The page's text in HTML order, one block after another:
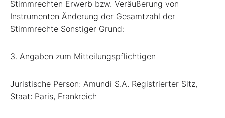
Stimmrechten Erwerb bzw. Veräußerung von
Instrumenten Änderung der Gesamtzahl der
Stimmrechte Sonstiger Grund:
3. Angaben zum Mitteilungspflichtigen
Juristische Person: Amundi S.A. Registrierter Sitz,
Staat: Paris, Frankreich